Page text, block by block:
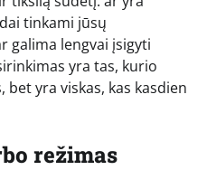
tinkami jūsų
galima lengvai įsigyti
yra tas, kurio
yra viskas, kas kasdien
režimas